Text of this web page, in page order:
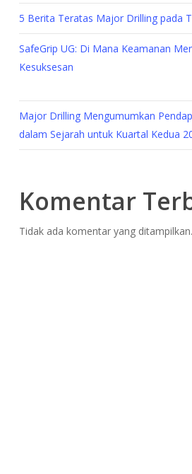
5 Berita Teratas Major Drilling pada
SafeGrip UG: Di Mana Keamanan
Kesuksesan
Major Drilling Mengumumkan
dalam Sejarah untuk Kuartal Kedua
Komentar
Tidak ada komentar yang ditampilkan.